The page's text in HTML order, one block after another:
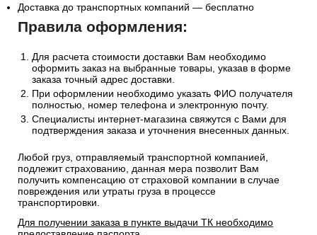
Доставка до транспортных компаний — бесплатно
Правила оформления:
Для расчета стоимости доставки Вам необходимо
оформить заказ на выбранные товары, указав в форме
заказа точный адрес доставки.
При оформлении необходимо указать ФИО получателя
полностью, номер телефона и электронную почту.
Специалисты интернет-магазина свяжутся с Вами для
подтверждения заказа и уточнения внесенных данных.
Любой груз, отправляемый транспортной компанией,
подлежит страхованию, данная мера позволит Вам
получить компенсацию от страховой компании в случае
повреждения или утраты груза в процессе
транспортировки.
Для получении заказа в пункте выдачи ТК необходимо